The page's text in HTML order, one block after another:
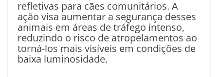
refletivas para cães comunitários. A
ação visa aumentar a segurança desses
animais em áreas de tráfego intenso,
reduzindo o risco de atropelamentos ao
torná-los mais visíveis em condições de
baixa luminosidade.